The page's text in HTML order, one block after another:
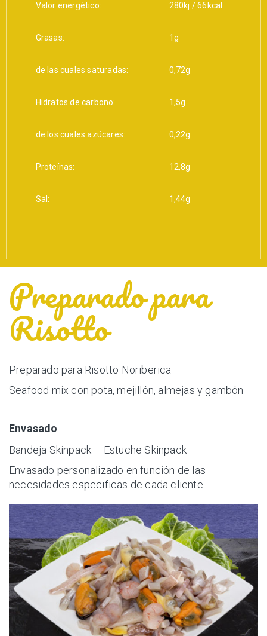
Valor energético: 280kj / 66kcal
Grasas: 1g
de las cuales saturadas: 0,72g
Hidratos de carbono: 1,5g
de los cuales azúcares: 0,22g
Proteínas: 12,8g
Sal: 1,44g
Preparado para
Risotto
Preparado para Risotto Noriberica
Seafood mix con pota, mejillón, almejas y gambón
Envasado
Bandeja Skinpack – Estuche Skinpack
Envasado personalizado en función de las
necesidades especificas de cada cliente